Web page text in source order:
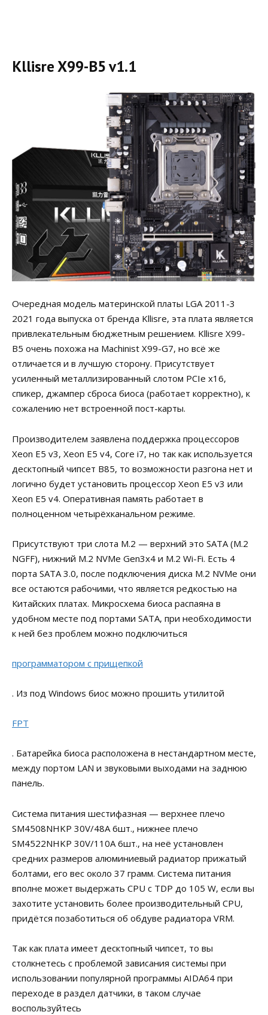
Kllisre X99-B5 v1.1
Очередная модель материнской платы LGA 2011-3
2021 года выпуска от бренда Kllisre, эта плата является
привлекательным бюджетным решением. Kllisre X99-
B5 очень похожа на Machinist X99-G7, но всё же
отличается и в лучшую сторону. Присутствует
усиленный металлизированный слотом PCIe x16,
спикер, джампер сброса биоса (работает корректно), к
сожалению нет встроенной пост-карты.
Производителем заявлена поддержка процессоров
Xeon E5 v3, Xeon E5 v4, Core i7, но так как используется
десктопный чипсет B85, то возможности разгона нет и
логично будет установить процессор Xeon E5 v3 или
Xeon E5 v4. Оперативная память работает в
полноценном четырёхканальном режиме.
Присутствуют три слота M.2 — верхний это SATA (M.2
NGFF), нижний M.2 NVMe Gen3x4 и M.2 Wi-Fi. Есть 4
порта SATA 3.0, после подключения диска M.2 NVMe они
все остаются рабочими, что является редкостью на
Китайских платах. Микросхема биоса распаяна в
удобном месте под портами SATA, при необходимости
к ней без проблем можно подключиться
программатором с прищепкой
. Из под Windows биос можно прошить утилитой
FPT
. Батарейка биоса расположена в нестандартном месте,
между портом LAN и звуковыми выходами на заднюю
панель.
Система питания шестифазная — верхнее плечо
SM4508NHKP 30V/48А 6шт., нижнее плечо
SM4522NHKP 30V/110А 6шт., на неё установлен
средних размеров алюминиевый радиатор прижатый
болтами, его вес около 37 грамм. Система питания
вполне может выдержать CPU с TDP до 105 W, если вы
захотите установить более производительный CPU,
придётся позаботиться об обдуве радиатора VRM.
Так как плата имеет десктопный чипсет, то вы
столкнетесь с проблемой зависания системы при
использовании популярной программы AIDA64 при
переходе в раздел датчики, в таком случае
воспользуйтесь